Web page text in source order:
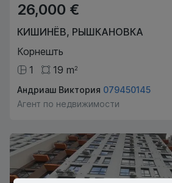
26,000 €
КИШИНЁВ, РЫШКАНОВКА
Корнешть
1
19 m2
Андриаш Виктория 079450145
Агент по недвижимости